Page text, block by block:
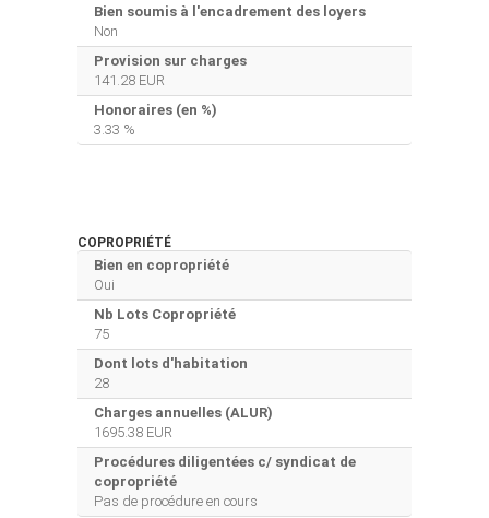
Bien soumis à l'encadrement des loyers
Non
Provision sur charges
141.28 EUR
Honoraires (en %)
3.33 %
COPROPRIÉTÉ
Bien en copropriété
Oui
Nb Lots Copropriété
75
Dont lots d'habitation
28
Charges annuelles (ALUR)
1695.38 EUR
Procédures diligentées c/ syndicat de
copropriété
Pas de procédure en cours